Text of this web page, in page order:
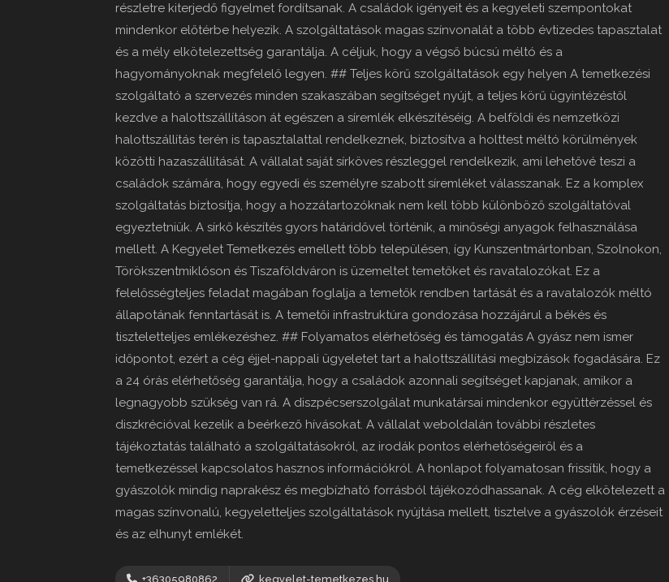
részletre kiterjedő figyelmet fordítsanak. A családok igényeit és a kegyeleti szempontokat
mindenkor előtérbe helyezik. A szolgáltatások magas színvonalát a több évtizedes tapasztalat
és a mély elkötelezettség garantálja. A céljuk, hogy a végső búcsú méltó és a
hagyományoknak megfelelő legyen. ## Teljes körű szolgáltatások egy helyen A temetkezési
szolgáltató a szervezés minden szakaszában segítséget nyújt, a teljes körű ügyintézéstől
kezdve a halottszállításon át egészen a síremlék elkészítéséig. A belföldi és nemzetközi
halottszállítás terén is tapasztalattal rendelkeznek, biztosítva a holttest méltó körülmények
közötti hazaszállítását. A vállalat saját sírköves részleggel rendelkezik, ami lehetővé teszi a
családok számára, hogy egyedi és személyre szabott síremléket válasszanak. Ez a komplex
szolgáltatás biztosítja, hogy a hozzátartozóknak nem kell több különböző szolgáltatóval
egyeztetniük. A sírkő készítés gyors határidővel történik, a minőségi anyagok felhasználása
mellett. A Kegyelet Temetkezés emellett több településen, így Kunszentmártonban, Szolnokon,
Törökszentmiklóson és Tiszaföldváron is üzemeltet temetőket és ravatalozókat. Ez a
felelősségteljes feladat magában foglalja a temetők rendben tartását és a ravatalozók méltó
állapotának fenntartását is. A temetői infrastruktúra gondozása hozzájárul a békés és
tiszteletteljes emlékezéshez. ## Folyamatos elérhetőség és támogatás A gyász nem ismer
időpontot, ezért a cég éjjel-nappali ügyeletet tart a halottszállítási megbízások fogadására. Ez
a 24 órás elérhetőség garantálja, hogy a családok azonnali segítséget kapjanak, amikor a
legnagyobb szükség van rá. A diszpécserszolgálat munkatársai mindenkor együttérzéssel és
diszkrécióval kezelik a beérkező hívásokat. A vállalat weboldalán további részletes
tájékoztatás található a szolgáltatásokról, az irodák pontos elérhetőségeiről és a
temetkezéssel kapcsolatos hasznos információkról. A honlapot folyamatosan frissítik, hogy a
gyászolók mindig naprakész és megbízható forrásból tájékozódhassanak. A cég elkötelezett a
magas színvonalú, kegyeletteljes szolgáltatások nyújtása mellett, tisztelve a gyászolók érzéseit
és az elhunyt emlékét.
+36305980862 kegyelet-temetkezes.hu